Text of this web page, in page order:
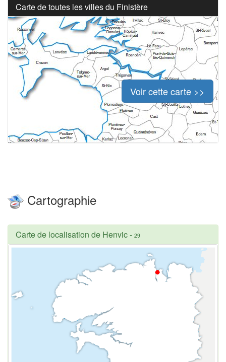
Carte de toutes les villes du Finistère
Voir cette carte >>
Cartographie
Carte de localisation de Henvic- 29